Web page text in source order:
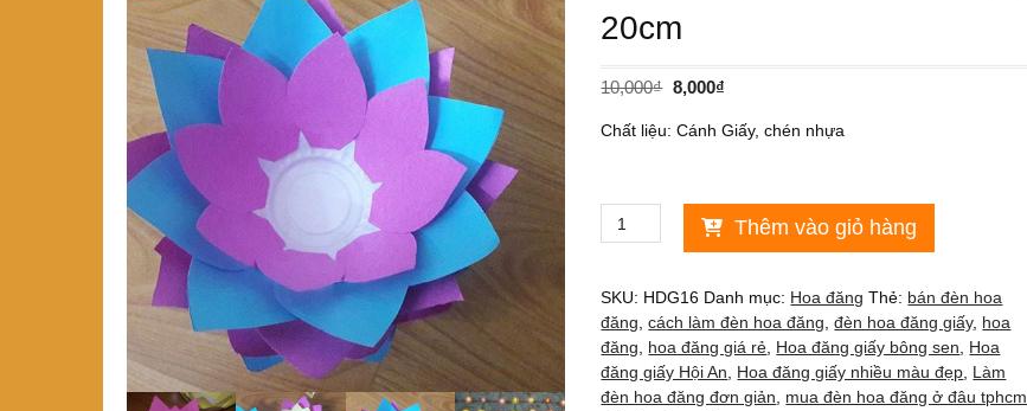
20cm
10,000₫ Giá
là:
8,000₫
tại
Chất liệu: Cánh Giấy, chén nhựa
Hoa
đăng
cánh
2
lớp
giấy
20cm
Thêm vào giỏ hàng
SKU: HDG16 Danh mục: Hoa đăng Thẻ: bán đèn hoa
đăng ,cách làm đèn hoa đăng ,đèn hoa đăng giấy, hoa
đăng
hoa đăng giá rẻ Hoa đăng giấy bông sen
Hoa
đăng giấy Hội An
Hoa đăng giấy nhiều màu đẹp Làm
đèn hoa đăng đơn giản
mua đèn hoa đăng ở đâu tphcm